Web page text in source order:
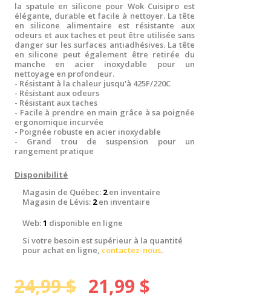
la spatule en silicone pour Wok Cuisipro est
élégante, durable et facile à nettoyer. La tête
en silicone alimentaire est résistante aux
odeurs et aux taches et peut être utilisée sans
danger sur les surfaces antiadhésives. La tête
en silicone peut également être retirée du
manche en acier inoxydable pour un
nettoyage en profondeur.
- Résistant à la chaleur jusqu'à 425F/220C
- Résistant aux odeurs
- Résistant aux taches
- Facile à prendre en main grâce à sa poignée
ergonomique incurvée
- Poignée robuste en acier inoxydable
- Grand trou de suspension pour un
rangement pratique
Disponibilité
Magasin de Québec: 2en inventaire
Magasin de Lévis: 2en inventaire
Web:1 disponible en ligne
Si votre besoin est supérieur à la quantité
pour achat en ligne, contactez-nous.
24,99 $ 21,99 $